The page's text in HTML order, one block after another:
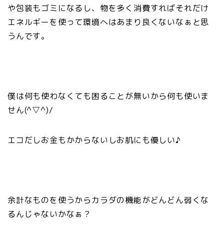
や包装もゴミになるし、物を多く消費すればそれだけ
エネルギーを使って環境へはあまり良くないなぁと思
うんです。
僕は何も使わなくても困ることが無いから何も使いま
せん(^▽^)/
エコだしお金もかからないしお肌にも優しい♪
余計なものを使うからカラダの機能がどんどん弱くな
るんじゃないかなぁ？